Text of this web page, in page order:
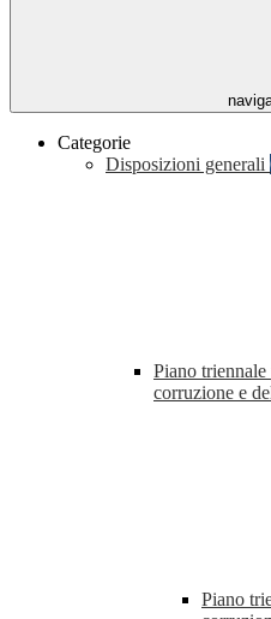
Categorie
Disposizioni generali
Piano
corruzione e
Piano